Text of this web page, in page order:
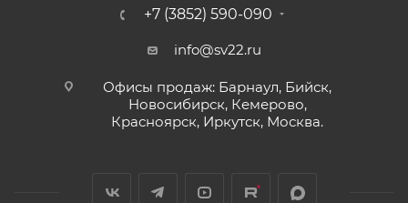
+7 (3852) 590-090
info@sv22.ru
Офисы продаж: Барнаул, Бийск,
Новосибирск, Кемерово,
Красноярск, Иркутск, Москва.